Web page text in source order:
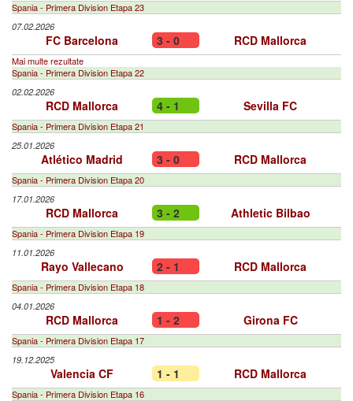
Spania - Primera Division Etapa 23
07.02.2026
FC Barcelona 3 - 0 RCD Mallorca
Mai multe rezultate
Spania - Primera Division Etapa 22
02.02.2026
RCD Mallorca 4 - 1 Sevilla FC
Spania - Primera Division Etapa 21
25.01.2026
Atlético Madrid 3 - 0 RCD Mallorca
Spania - Primera Division Etapa 20
17.01.2026
RCD Mallorca 3 - 2 Athletic Bilbao
Spania - Primera Division Etapa 19
11.01.2026
Rayo Vallecano 2 - 1 RCD Mallorca
Spania - Primera Division Etapa 18
04.01.2026
RCD Mallorca 1 - 2 Girona FC
Spania - Primera Division Etapa 17
19.12.2025
Valencia CF 1 - 1 RCD Mallorca
Spania - Primera Division Etapa 16